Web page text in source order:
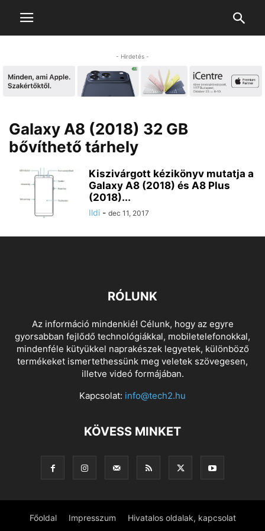
- Hirdetés -
Galaxy A8 (2018) 32 GB
bővíthető tárhely
Kiszivárgott kézikönyv mutatja a
Galaxy A8 (2018) és A8 Plus
(2018)...
Ildi - dec 11, 2017
RÓLUNK
Az információ mindenkié! Célunk, hogy az egyre
gyorsabban fejlődő technológiákkal, mobiletelefonokkal,
mindenféle kütyükkel naprakészek legyetek, különböző
termékeket ismertethessünk meg veletek szövegesen,
illetve videó formájában.
Kapcsolat: info@tech2.hu
KÖVESS MINKET
Főoldal Impresszum Hivatalos oldalak, kapcsolat